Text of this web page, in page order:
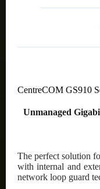
CentreCOM GS910
Unmanaged
The perfect solution
with internal and
network loop guard